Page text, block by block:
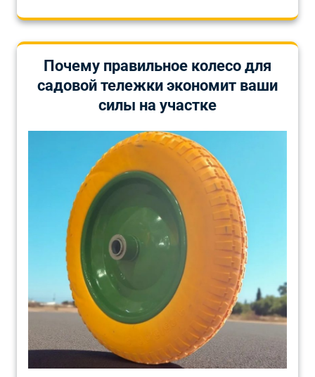
Почему правильное колесо для
садовой тележки экономит ваши
силы на участке